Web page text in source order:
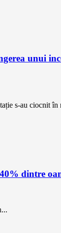
unui
s-au ciocnit în
dintre